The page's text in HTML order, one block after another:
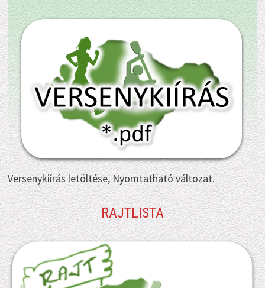
Versenykiírás letöltése, Nyomtatható változat.
RAJTLISTA